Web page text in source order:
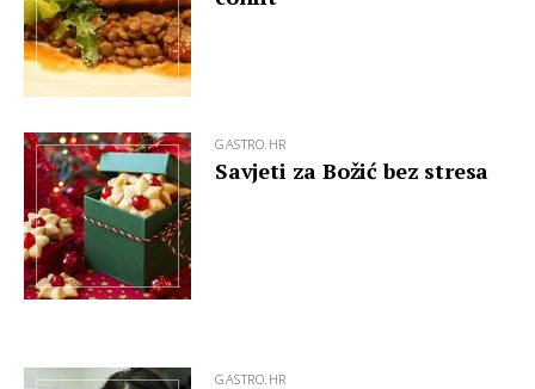
GASTRO.HR
Savjeti za Božić bez stresa
GASTRO.HR